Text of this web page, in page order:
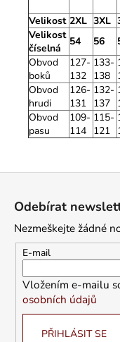
Velikost 2XL 3XL
Velikost
číselná
54 56
Obvod
boků
127-
132
133-
138
Obvod
hrudi
126-
131
132-
137
Obvod
pasu
109-
114
115-
121
Odebírat
Nezmeškejte žádné
E-mail
Vložením e-mailu
osobních údajů
PŘIHLÁSIT SE